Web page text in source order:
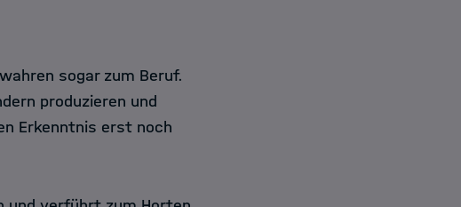
sogar zum Beruf.
produzieren und
Erkenntnis erst noch